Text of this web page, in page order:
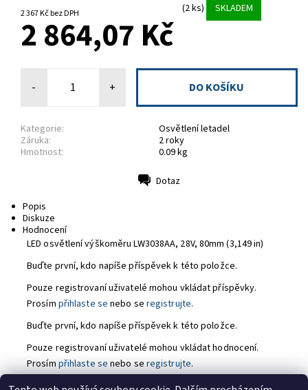
2 367 Kč bez DPH (2 ks) SKLADEM
2 864,07 Kč
- +
Kategorie:
Osvětlení letadel
Záruka:
2 roky
Hmotnost:
0.09 kg
Dotaz
Popis
Diskuze
Hodnocení
LED osvětlení výškoměru LW3038AA, 28V, 80mm (3,149 in)
Buďte první, kdo napíše příspěvek k této položce.
Pouze registrovaní uživatelé mohou vkládat příspěvky.
Prosím přihlaste se nebo se registrujte.
Buďte první, kdo napíše příspěvek k této položce.
Pouze registrovaní uživatelé mohou vkládat hodnocení.
Prosím přihlaste se nebo se registrujte.